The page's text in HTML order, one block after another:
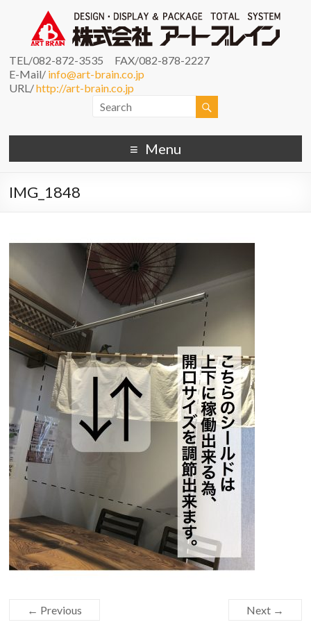
TEL/082-872-3535 FAX/082-878-2227
E-Mail/ info@art-brain.co.jp
URL/http://art-brain.co.jp
Menu
IMG_1848
← Previous Next →